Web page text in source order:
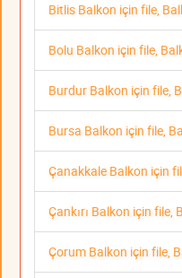
Bitlis Balkon için file,
Bolu Balkon için file,
Burdur Balkon için file,
Bursa Balkon için file,
Çanakkale Balkon için
Çankırı Balkon için
Çorum Balkon için file,